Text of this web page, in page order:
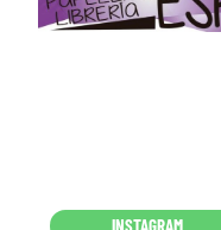
INSTAGRAM